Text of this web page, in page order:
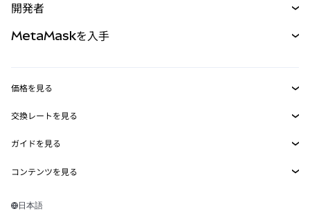
パーペチュアル
RWA
開発者
MetaMask Connect
Snaps
Web3サービス
MetaMaskを入手
セキュリティ
サポート
キャリア
価格を見る
イーサリアムの価格
Solanaの価格
Tetherの価格
交換レートを見る
ETH→USD
USDT→INR
BTC→INR
ガイドを見る
ETHの購入
コンテンツを見る
Solanaウォレット
日本語